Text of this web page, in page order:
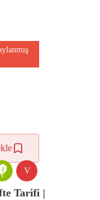
V
Tarifi |